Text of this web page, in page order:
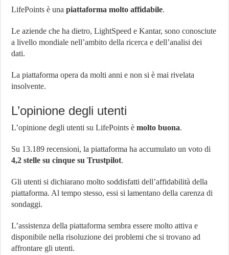
LifePoints è unapiattaforma molto affidabile.
Le aziende che ha dietro, LightSpeed e Kantar, sono conosciute
a livello mondiale nell’ambito della ricerca e dell’analisi dei
dati.
La piattaforma opera da molti anni e non si è mai rivelata
insolvente.
L’opinione degli utenti
L’opinione degli utenti su LifePoints èmolto buona.
Su 13.189 recensioni, la piattaforma ha accumulato un voto di
4,2 stelle su cinque su Trustpilot.
Gli utenti si dichiarano molto soddisfatti dell’affidabilità della
piattaforma. Al tempo stesso, essi si lamentano della carenza di
sondaggi.
L’assistenza della piattaforma sembra essere molto attiva e
disponibile nella risoluzione dei problemi che si trovano ad
affrontare gli utenti.